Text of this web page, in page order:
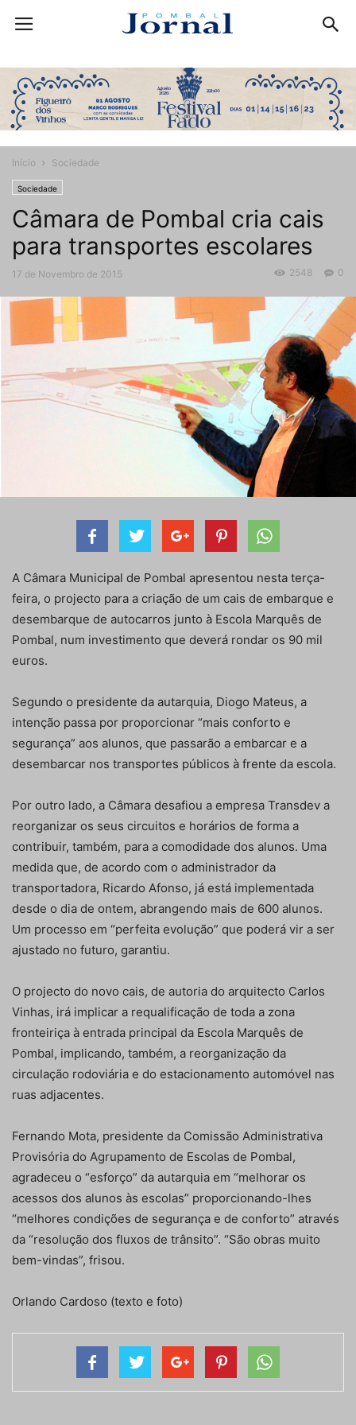
Início Sociedade
Sociedade
Câmara de Pombal cria cais
para transportes escolares
17 de Novembro de 2015 0
2548
A Câmara Municipal de Pombal apresentou nesta terça-
feira, o projecto para a criação de um cais de embarque e
desembarque de autocarros junto à Escola Marquês de
Pombal, num investimento que deverá rondar os 90 mil
euros.
Segundo o presidente da autarquia, Diogo Mateus, a
intenção passa por proporcionar “mais conforto e
segurança” aos alunos, que passarão a embarcar e a
desembarcar nos transportes públicos à frente da escola.
Por outro lado, a Câmara desafiou a empresa Transdev a
reorganizar os seus circuitos e horários de forma a
contribuir, também, para a comodidade dos alunos. Uma
medida que, de acordo com o administrador da
transportadora, Ricardo Afonso, já está implementada
desde o dia de ontem, abrangendo mais de 600 alunos.
Um processo em “perfeita evolução” que poderá vir a ser
ajustado no futuro, garantiu.
O projecto do novo cais, de autoria do arquitecto Carlos
Vinhas, irá implicar a requalificação de toda a zona
fronteiriça à entrada principal da Escola Marquês de
Pombal, implicando, também, a reorganização da
circulação rodoviária e do estacionamento automóvel nas
ruas adjacentes.
Fernando Mota, presidente da Comissão Administrativa
Provisória do Agrupamento de Escolas de Pombal,
agradeceu o “esforço” da autarquia em “melhorar os
acessos dos alunos às escolas” proporcionando-lhes
“melhores condições de segurança e de conforto” através
da “resolução dos fluxos de trânsito”. “São obras muito
bem-vindas”, frisou.
Orlando Cardoso (texto e foto)